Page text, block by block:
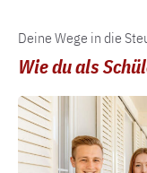
Deine Wege in die
Wie du als